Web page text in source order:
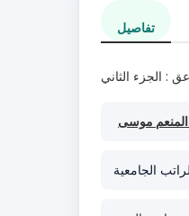
تفاصيل
: الجزء الثاني
المنعم موسى
الجامعية